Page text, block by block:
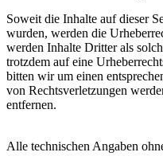
Soweit die Inhalte auf dieser
wurden, werden die
werden Inhalte Dritter als
trotzdem auf eine
bitten wir um einen
von Rechtsverletzungen
entfernen.
Alle technischen Angaben